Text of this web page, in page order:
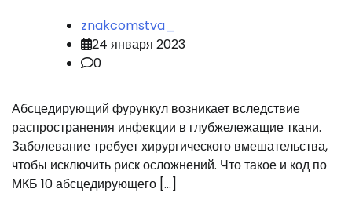
znakcomstva_
24 января 2023
0
Абсцедирующий фурункул возникает вследствие
распространения инфекции в глубжележащие ткани.
Заболевание требует хирургического вмешательства,
чтобы исключить риск осложнений. Что такое и код по
МКБ 10 абсцедирующего […]